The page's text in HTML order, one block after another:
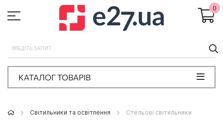
0
КАТАЛОГ ТОВАРІВ
Світильники та освітлення Стельові світильники